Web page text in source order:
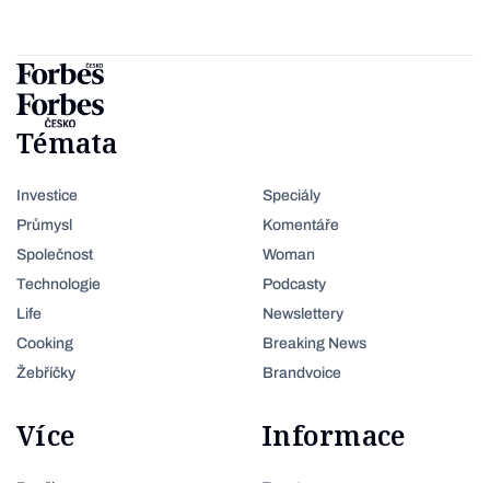
Témata
Investice
Průmysl
Společnost
Technologie
Life
Cooking
Žebříčky
Speciály
Komentáře
Woman
Podcasty
Newslettery
Breaking News
Brandvoice
Více Informace